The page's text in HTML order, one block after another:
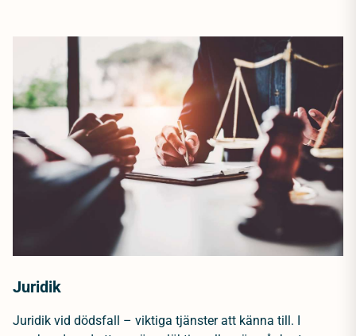
Juridik
Juridik vid dödsfall – viktiga tjänster att känna till. I